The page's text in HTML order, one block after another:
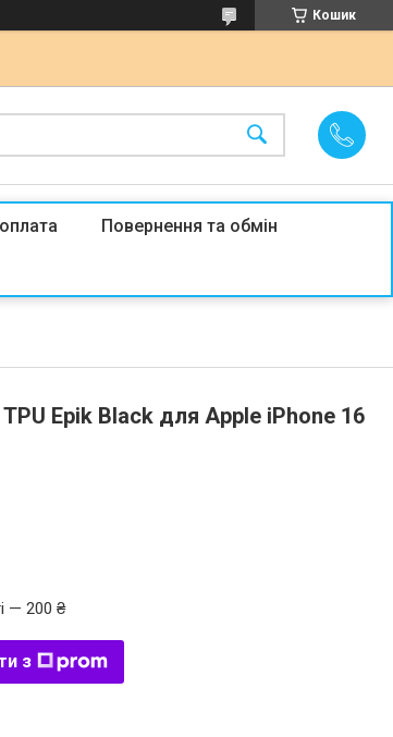
Кошик
Повернення та обмін
Epik Black для Apple iPhone 16
— 200 ₴
з